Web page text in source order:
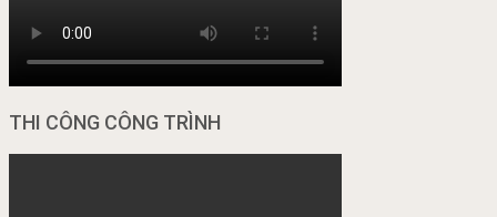
THI CÔNG CÔNG TRÌNH